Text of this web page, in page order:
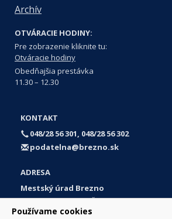
Používame cookies
Archív
OTVÁRACIE HODINY:
Pre zobrazenie kliknite tu:
Otváracie hodiny
Obedňajšia prestávka
11.30 – 12.30
KONTAKT
048/28 56 301, 048/28 56 302
podatelna@brezno.sk
ADRESA
Mestský úrad Brezno
Námestie gen. M. R. Štefánika 1
977 01 Brezno